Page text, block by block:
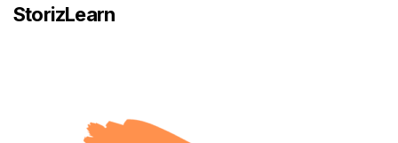
StorizLearn